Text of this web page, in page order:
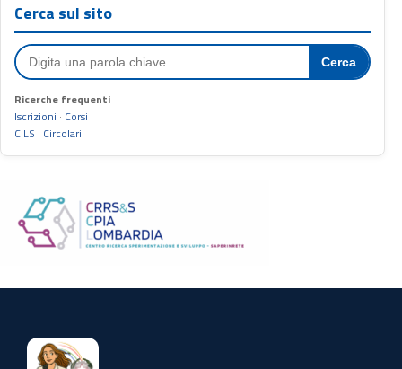
Cerca sul sito
Cerca
Ricerche frequenti
Iscrizioni · Corsi
CILS · Circolari